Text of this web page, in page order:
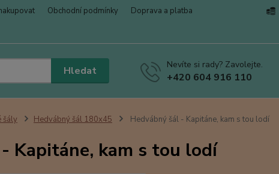
Obchodní podmínky
Doprava a platba
Hledat Nevíte si rady? Zavolejte.
+420 604 916 110
šály Hedvábný šál 180x45 Hedvábný šál - Kapitáne, kam s tou lodí
Kapitáne, kam s tou lodí